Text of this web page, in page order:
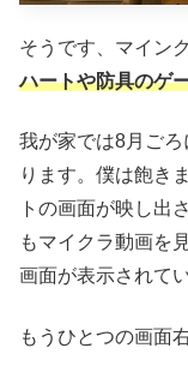
そうです、マイン
ハートや防具のゲ
我が家では8月ご
ります。僕は飽き
トの画面が映し出
もマイクラ動画を
画面が表示されて
もうひとつの画面